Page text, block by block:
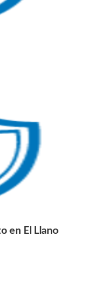
en El Llano